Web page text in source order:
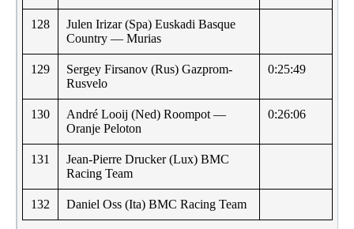
128
Julen Irizar (Spa) Euskadi Basque
Country — Murias
129
Sergey Firsanov (Rus) Gazprom-
Rusvelo
0:25:49
130
André Looij (Ned) Roompot —
Oranje Peloton
0:26:06
131
Jean-Pierre Drucker (Lux) BMC
Racing Team
132 Daniel Oss (Ita) BMC Racing Team